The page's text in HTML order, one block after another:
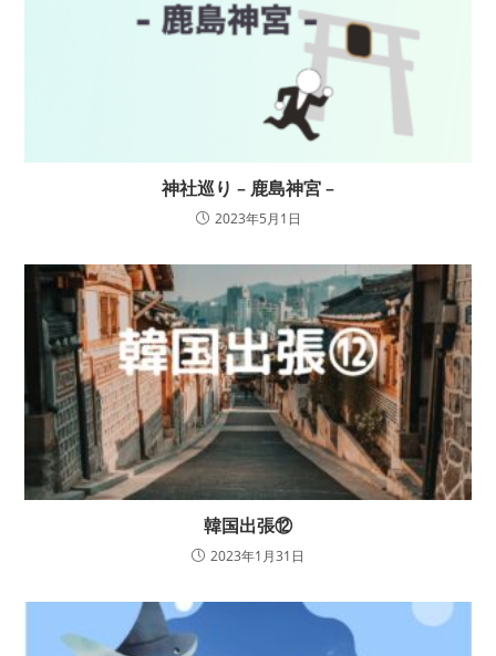
神社巡り – 鹿島神宮 –
2023年5月1日
韓国出張⑫
2023年1月31日